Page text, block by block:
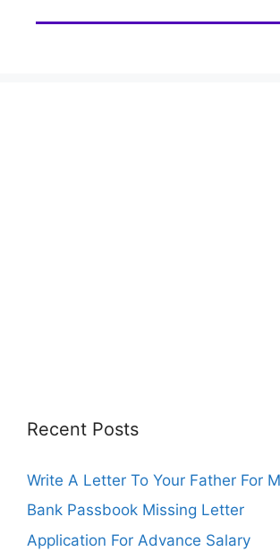
Recent Posts
Write A Letter To Your Father For
Bank Passbook Missing Letter
Application For Advance Salary